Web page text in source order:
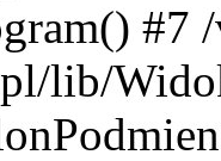
#7
lib/